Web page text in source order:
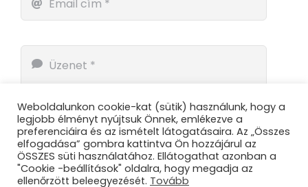
Weboldalunkon cookie-kat (sütik) használunk, hogy a
legjobb élményt nyújtsuk Önnek, emlékezve a
preferenciáira és az ismételt látogatásaira. Az „Összes
elfogadása” gombra kattintva Ön hozzájárul az
ÖSSZES süti használatához. Ellátogathat azonban a
"Cookie -beállítások" oldalra, hogy megadja az
ellenőrzött beleegyezését. Tovább